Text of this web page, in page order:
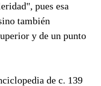
pues esa
también
y de un punto
de c. 139